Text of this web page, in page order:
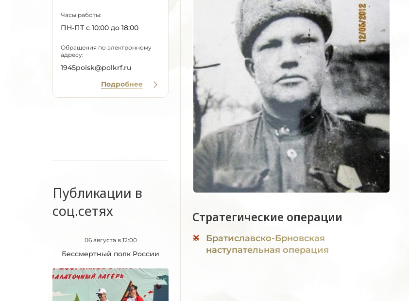
Часы работы:
ПН-ПТ с 10:00 до 18:00
Обращения по электронному
адресу:
1945poisk@polkrf.ru
Подробнее
Публикации в
соц.сетях
06 августа в 12:00
Бессмертный полк России
Стратегические операции
Братиславско-Брновская
наступательная операция